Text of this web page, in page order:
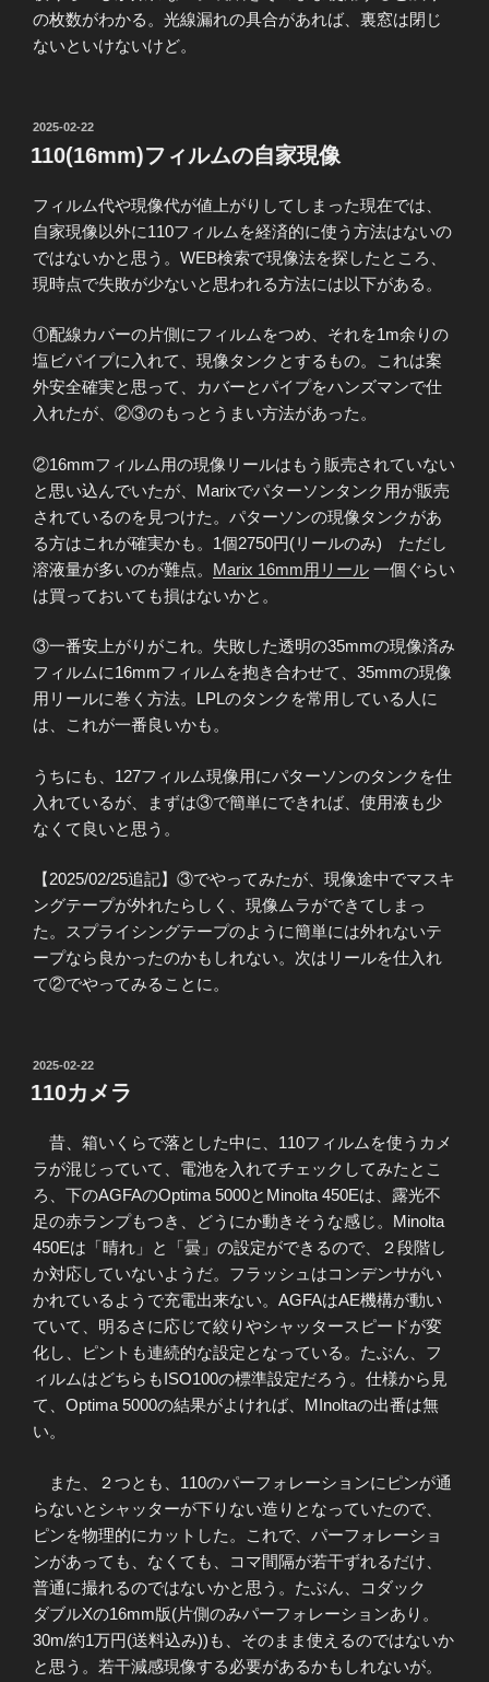
の枚数がわかる。光線漏れの具合があれば、裏窓は閉じ
ないといけないけど。
投
稿
日:
2025-02-22
110(16mm)フィルムの自家現像
フィルム代や現像代が値上がりしてしまった現在では、
自家現像以外に110フィルムを経済的に使う方法はないの
ではないかと思う。WEB検索で現像法を探したところ、
現時点で失敗が少ないと思われる方法には以下がある。
①配線カバーの片側にフィルムをつめ、それを1m余りの
塩ビパイプに入れて、現像タンクとするもの。これは案
外安全確実と思って、カバーとパイプをハンズマンで仕
入れたが、②③のもっとうまい方法があった。
②16mmフィルム用の現像リールはもう販売されていない
と思い込んでいたが、Marixでパターソンタンク用が販売
されているのを見つけた。パターソンの現像タンクがあ
る方はこれが確実かも。1個2750円(リールのみ) ただし
溶液量が多いのが難点。 Marix 16mm用リール 一個ぐらい
は買っておいても損はないかと。
③一番安上がりがこれ。失敗した透明の35mmの現像済み
フィルムに16mmフィルムを抱き合わせて、35mmの現像
用リールに巻く方法。LPLのタンクを常用している人に
は、これが一番良いかも。
うちにも、127フィルム現像用にパターソンのタンクを仕
入れているが、まずは③で簡単にできれば、使用液も少
なくて良いと思う。
【2025/02/25追記】③でやってみたが、現像途中でマスキ
ングテープが外れたらしく、現像ムラができてしまっ
た。スプライシングテープのように簡単には外れないテ
ープなら良かったのかもしれない。次はリールを仕入れ
て②でやってみることに。
投
稿
日:
2025-02-22
110カメラ
昔、箱いくらで落とした中に、110フィルムを使うカメ
ラが混じっていて、電池を入れてチェックしてみたとこ
ろ、下のAGFAのOptima 5000とMinolta 450Eは、露光不
足の赤ランプもつき、どうにか動きそうな感じ。Minolta
450Eは「晴れ」と「曇」の設定ができるので、２段階し
か対応していないようだ。フラッシュはコンデンサがい
かれているようで充電出来ない。AGFAはAE機構が動い
ていて、明るさに応じて絞りやシャッタースピードが変
化し、ピントも連続的な設定となっている。たぶん、フ
ィルムはどちらもISO100の標準設定だろう。仕様から見
て、Optima 5000の結果がよければ、MInoltaの出番は無
い。
また、２つとも、110のパーフォレーションにピンが通
らないとシャッターが下りない造りとなっていたので、
ピンを物理的にカットした。これで、パーフォレーショ
ンがあっても、なくても、コマ間隔が若干ずれるだけ、
普通に撮れるのではないかと思う。たぶん、コダック
ダブルXの16mm版(片側のみパーフォレーションあり。
30m/約1万円(送料込み))も、そのまま使えるのではないか
と思う。若干減感現像する必要があるかもしれないが。